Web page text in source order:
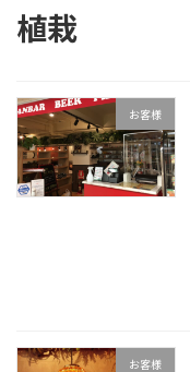
植栽
お客様
お客様